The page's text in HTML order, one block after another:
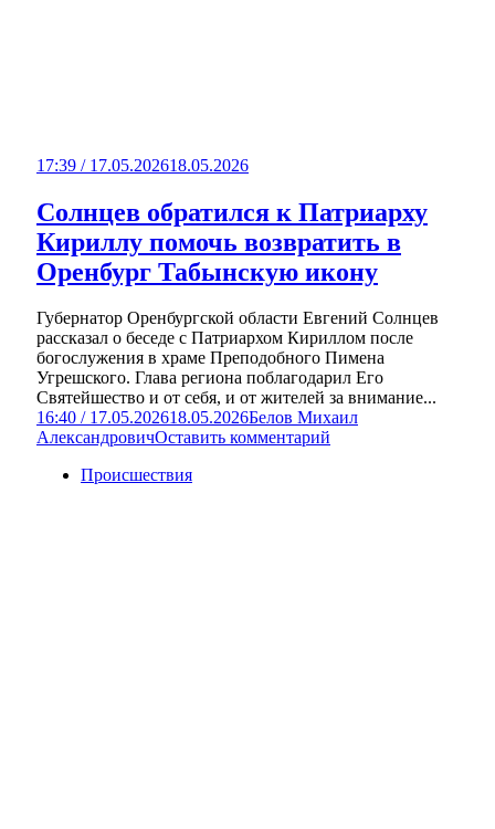
17:39 / 17.05.202618.05.2026
Солнцев обратился к Патриарху
Кириллу помочь возвратить в
Оренбург Табынскую икону
Губернатор Оренбургской области Евгений Солнцев
рассказал о беседе с Патриархом Кириллом после
богослужения в храме Преподобного Пимена
Угрешского. Глава региона поблагодарил Его
Святейшество и от себя, и от жителей за внимание...
16:40 / 17.05.202618.05.2026Белов Михаил
АлександровичОставить комментарий
Происшествия